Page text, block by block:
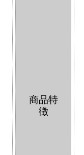
商品特
徴